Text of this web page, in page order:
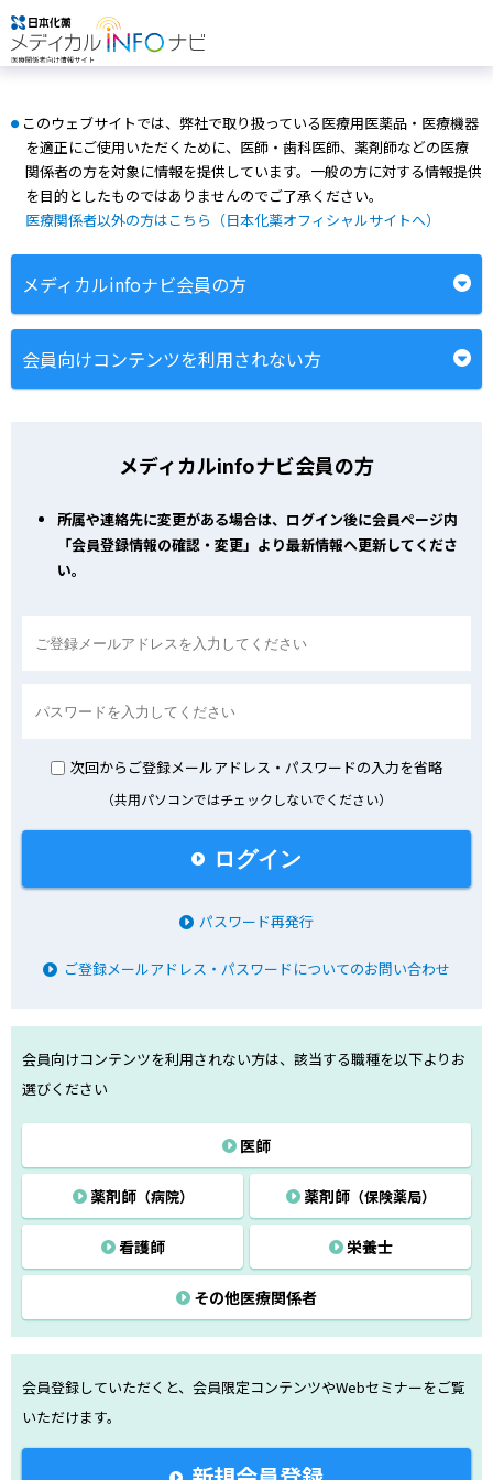
● このウェブサイトでは、弊社で取り扱っている医療用医薬品・医療機器
を適正にご使用いただくために、医師・歯科医師、薬剤師などの医療
関係者の方を対象に情報を提供しています。一般の方に対する情報提供
を目的としたものではありませんのでご了承ください。
医療関係者以外の方はこちら（日本化薬オフィシャルサイトへ）
メディカルinfoナビ会員の方
会員向けコンテンツを利用されない方
メディカルinfoナビ会員の方
所属や連絡先に変更がある場合は、ログイン後に会員ページ内
「会員登録情報の確認・変更」より最新情報へ更新してくださ
い。
次回からご登録メールアドレス・パスワードの入力を省略
（共用パソコンではチェックしないでください）
ログイン
パスワード再発行
ご登録メールアドレス・パスワードについてのお問い合わせ
会員向けコンテンツを利用されない方は、該当する職種を以下よりお
選びください
医師
薬剤師（病院） 薬剤師（保険薬局）
看護師 栄養士
その他医療関係者
会員登録していただくと、会員限定コンテンツやWebセミナーをご覧
いただけます。